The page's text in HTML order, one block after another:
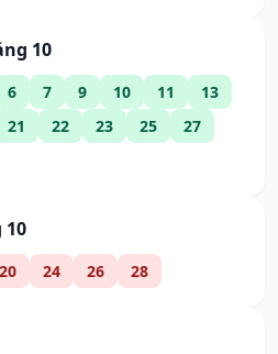
10
6 7 9 10 11
13
21 22 23 25
27
10
20 24 26 28